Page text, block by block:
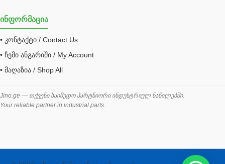
შემაერთებელი / გადამყვანი UNF ORFS
შემაერთებელი BSPP /გადამყვანი
შესაფუთი მანქანა ვაკუმით
შლანგი
საწვავის შლანგი
ინფორმაცია
• კონტაქტი / Contact Us
• ჩემი ანგარიში / My Account
• მაღაზია / Shop All
Jino.ge — თქვენი საიმედო პარტნიორი ინდუსტრიულ ნაწილებში.
Your reliable partner in industrial parts.